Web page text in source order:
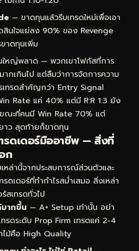
— ขาดทุนแล้วรีบเทรดใหม่เพื่อเอา
นใจแย่ลง 90% ของ Revenge
าดทุนเพิ่ม
ใหญ่พลาด — พวกเขาโฟกัสที่การ
ากเกินไป แต่ลืมว่าการจัดการความ
เทรดสำคัญกว่า Entry Signal
Rate แค่ 40% แต่มี R:R 1:3 ยัง
นขณะที่คนมี Win Rate 70% แต่
าว สุดท้ายก็ขาดทุน
รดเดอร์มืออาชีพ — สิ่งที่
ก
หล่านี้จากประสบการณ์ส่วนตัวและ
ดเดอร์ที่ทำกำไรสม่ำเสมอ สิ่งเหล่า
สเทรดทั่วไป
ากขึ้น — A+ Setup เท่านั้น อย่า
ทรดระดับ Prop Firm เทรดแค่ 2-4
ม้คือ High Quality